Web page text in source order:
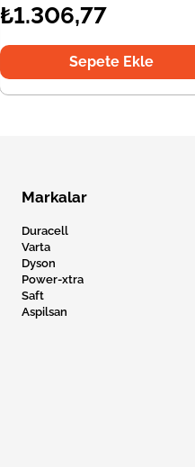
₺1.306,77
Sepete Ekle
Markalar
Duracell
Varta
Dyson
Power-xtra
Saft
Aspilsan